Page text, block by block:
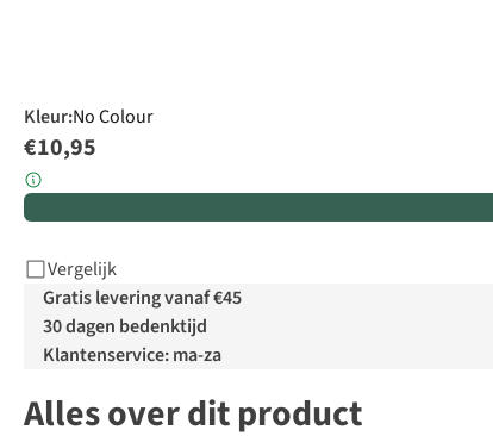
Kleur:No Colour
€10,95
Vergelijk
Gratis levering vanaf €45
30 dagen bedenktijd
Klantenservice: ma-za
Alles over dit product